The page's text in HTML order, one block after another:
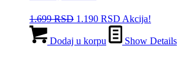
1.699RSD Originalna
je
1.190 RSD Trenutna
cena
je:
Akcija!
Dodaj u korpu Show Details